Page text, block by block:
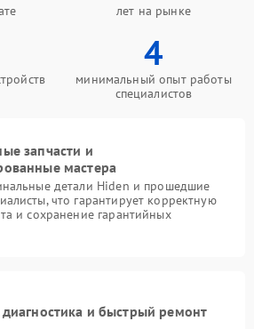
лет на рынке
4
минимальный опыт работы
специалистов
запчасти и
мастера
детали Hiden и прошедшие
что гарантирует корректную
и сохранение гарантийных
диагностика и быстрый ремонт